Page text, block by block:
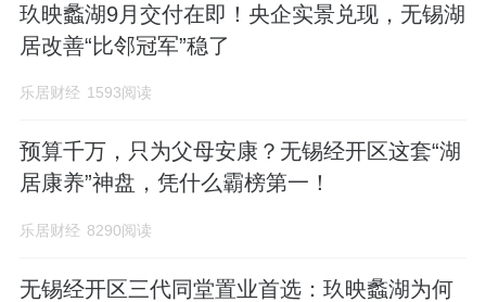
玖映蠡湖9月交付在即！央企实景兑现，无锡湖
居改善“比邻冠军”稳了
乐居财经 1593阅读
预算千万，只为父母安康？无锡经开区这套“湖
居康养”神盘，凭什么霸榜第一！
乐居财经 8290阅读
无锡经开区三代同堂置业首选：玖映蠡湖为何